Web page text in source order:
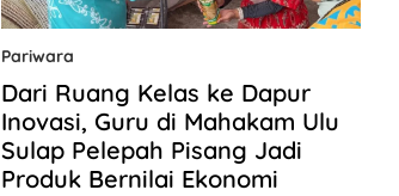
Pariwara
Dari Ruang Kelas ke Dapur
Inovasi, Guru di Mahakam Ulu
Sulap Pelepah Pisang Jadi
Produk Bernilai Ekonomi